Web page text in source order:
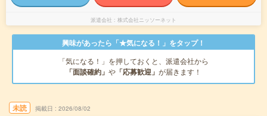
派遣会社 株式会社ニッソーネット
興味があったら「★気になる！」をタップ！
「気になる！」を押しておくと、派遣会社から
「面談確約」 や 「応募歓迎」 が届きます！
未読 掲載日 2026/08/02